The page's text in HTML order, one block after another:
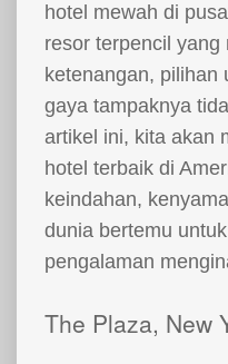
hotel mewah di
resor terpencil yang
ketenangan, pilihan
gaya tampaknya
artikel ini, kita akan
hotel terbaik di
keindahan,
dunia bertemu
pengalaman
The Plaza, New